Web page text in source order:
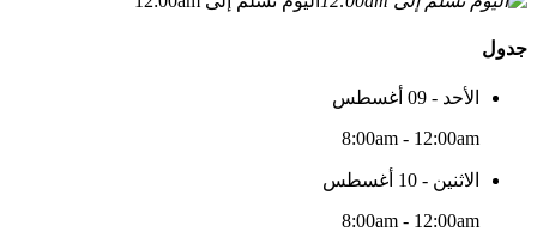
جدول
الأحد - 09 أغسطس
8:00am - 12:00am
الاثنين - 10 أغسطس
8:00am - 12:00am